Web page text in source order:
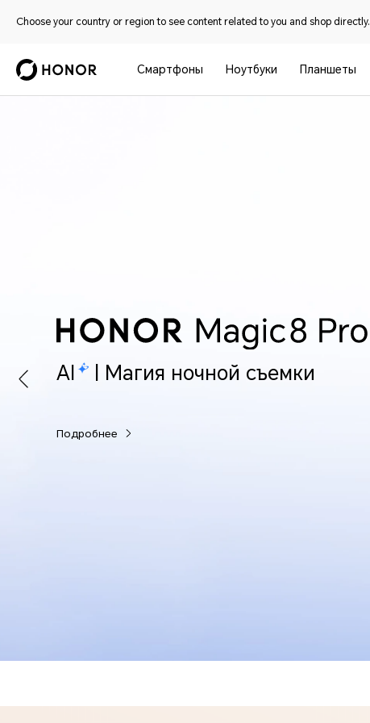
Choose your country or region to see content related to you and shop directly.
Смартфоны Ноутбуки Планшеты
AI | Магия ночной съемки
Подробнее